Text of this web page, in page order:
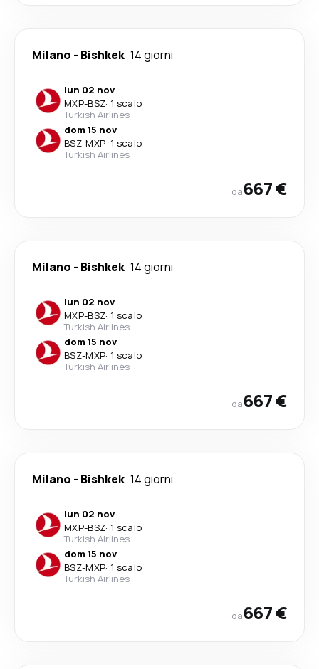
Milano - Bishkek 14 giorni
lun 02 nov
MXP-BSZ· 1 scalo
Turkish Airlines
dom 15 nov
BSZ-MXP· 1 scalo
Turkish Airlines
da667 €
Milano - Bishkek 14 giorni
lun 02 nov
MXP-BSZ· 1 scalo
Turkish Airlines
dom 15 nov
BSZ-MXP· 1 scalo
Turkish Airlines
da667 €
Milano - Bishkek 14 giorni
lun 02 nov
MXP-BSZ· 1 scalo
Turkish Airlines
dom 15 nov
BSZ-MXP· 1 scalo
Turkish Airlines
da667 €